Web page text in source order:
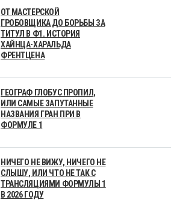
ОТ МАСТЕРСКОЙ
ГРОБОВЩИКА ДО БОРЬБЫ ЗА
ТИТУЛ В Ф1. ИСТОРИЯ
ХАЙНЦА-ХАРАЛЬДА
ФРЕНТЦЕНА
ГЕОГРАФ ГЛОБУС ПРОПИЛ,
ИЛИ САМЫЕ ЗАПУТАННЫЕ
НАЗВАНИЯ ГРАН ПРИ В
ФОРМУЛЕ 1
НИЧЕГО НЕ ВИЖУ, НИЧЕГО НЕ
СЛЫШУ, ИЛИ ЧТО НЕ ТАК С
ТРАНСЛЯЦИЯМИ ФОРМУЛЫ 1
В 2026 ГОДУ